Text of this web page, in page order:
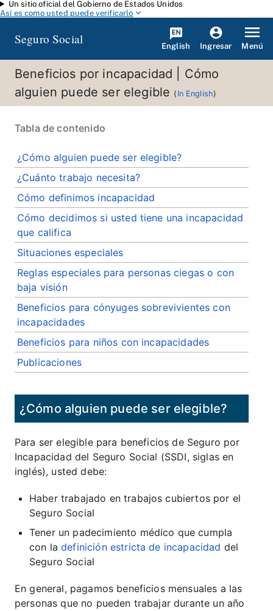
Saltar al contenido principal
Un sitio oficial del Gobierno de Estados Unidos
Así es como usted puede verificarlo
Seguro Social English Ingresar Menú
Beneficios por incapacidad | Cómo
alguien puede ser elegible ( In English)
Tabla de contenido
¿Cómo alguien puede ser elegible?
¿Cuánto trabajo necesita?
Cómo definimos incapacidad
Cómo decidimos si usted tiene una incapacidad
que califica
Situaciones especiales
Reglas especiales para personas ciegas o con
baja visión
Beneficios para cónyuges sobrevivientes con
incapacidades
Beneficios para niños con incapacidades
Publicaciones
¿Cómo alguien puede ser elegible?
Para ser elegible para beneficios de Seguro por
Incapacidad del Seguro Social (SSDI, siglas en
inglés), usted debe:
Haber trabajado en trabajos cubiertos por el
Seguro Social
Tener un padecimiento médico que cumpla
con ladefinición estricta de incapacidad del
Seguro Social
En general, pagamos beneficios mensuales a las
personas que no pueden trabajar durante un año